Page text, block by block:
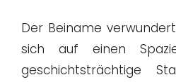
Der Beiname
sich auf einen
geschichtsträchtige